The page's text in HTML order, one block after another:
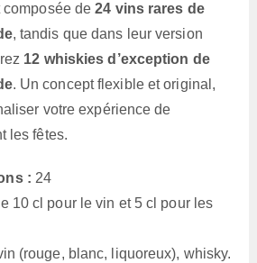
composée de24 vins rares de
, tandis que dans leur version
12 whiskies d’exception de
. Un concept flexible et original,
votre expérience de
les fêtes.
: 24
10 cl pour le vin et 5 cl pour les
(rouge, blanc, liquoreux), whisky.